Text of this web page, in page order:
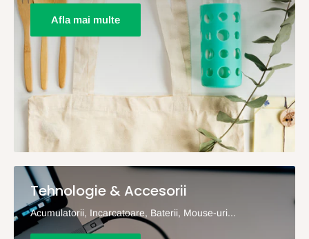
Afla mai multe
Tehnologie & Accesorii
Acumulatorii, Incarcatoare, Baterii, Mouse-uri...